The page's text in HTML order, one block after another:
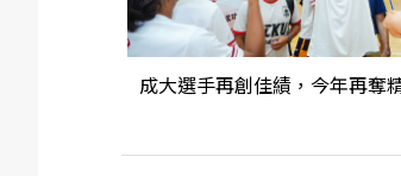
成大選手再創佳績，今年再奪